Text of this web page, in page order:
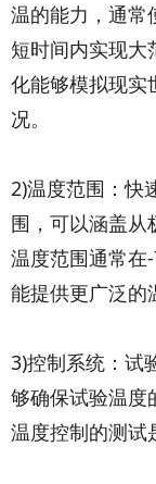
温的能力，通常
短时间内实现大
化能够模拟现实
况。
2)温度范围：快
围，可以涵盖从
温度范围通常在
能提供更广泛的
3)控制系统：试
够确保试验温度
温度控制的测试